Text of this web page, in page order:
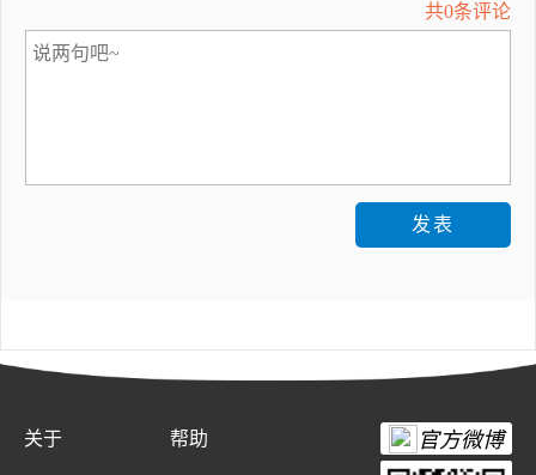
共0条评论
发表
关于 帮助 官方微博